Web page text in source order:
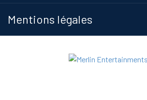
Mentions légales